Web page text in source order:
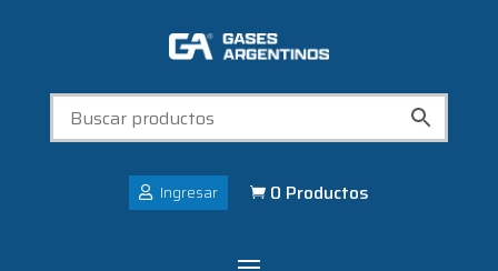
Ingresar  0 Productos